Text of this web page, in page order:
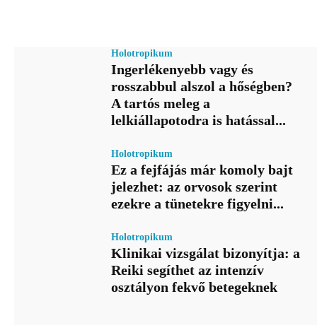
Holotropikum
Ingerlékenyebb vagy és
rosszabbul alszol a hőségben?
A tartós meleg a
lelkiállapotodra is hatással...
Holotropikum
Ez a fejfájás már komoly bajt
jelezhet: az orvosok szerint
ezekre a tünetekre figyelni...
Holotropikum
Klinikai vizsgálat bizonyítja: a
Reiki segíthet az intenzív
osztályon fekvő betegeknek